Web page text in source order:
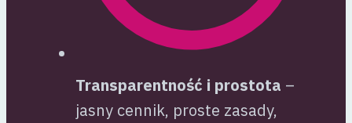
Transparentność i prostota –
jasny cennik, proste zasady,